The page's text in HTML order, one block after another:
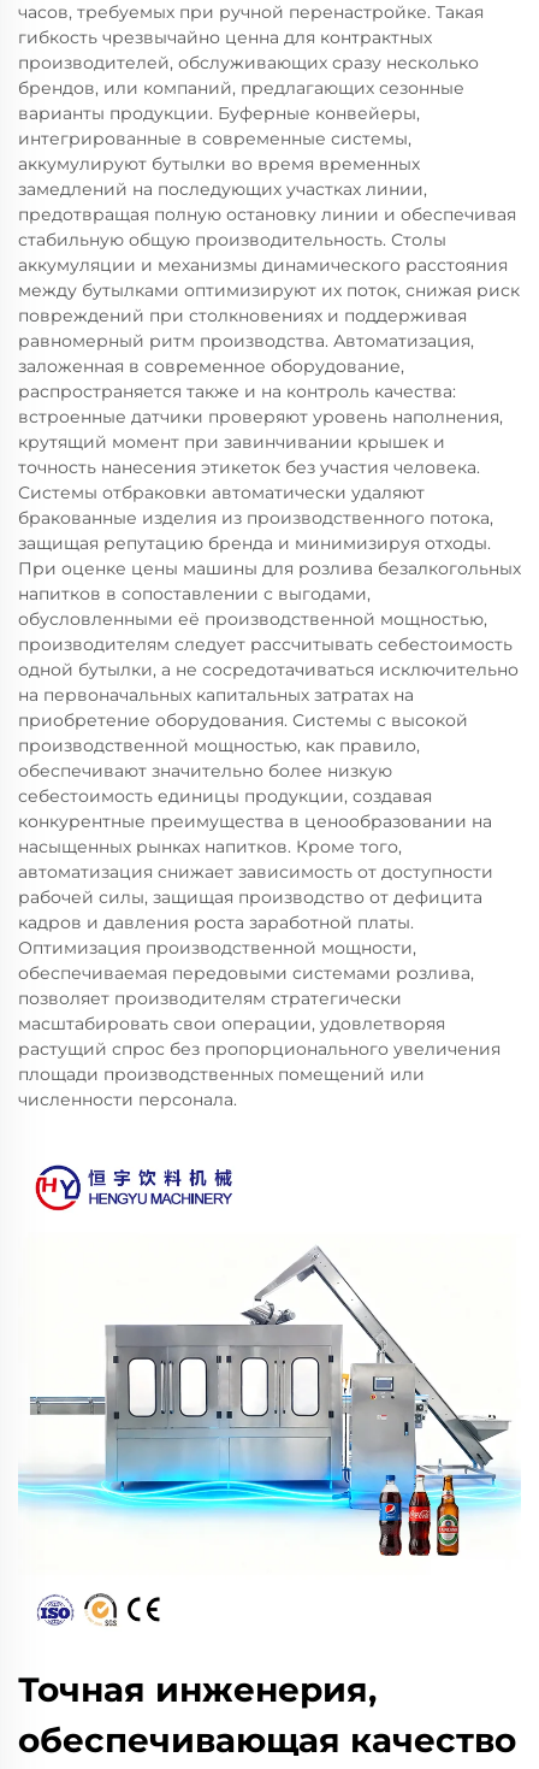
часов, требуемых при ручной перенастройке. Такая
гибкость чрезвычайно ценна для контрактных
производителей, обслуживающих сразу несколько
брендов, или компаний, предлагающих сезонные
варианты продукции. Буферные конвейеры,
интегрированные в современные системы,
аккумулируют бутылки во время временных
замедлений на последующих участках линии,
предотвращая полную остановку линии и обеспечивая
стабильную общую производительность. Столы
аккумуляции и механизмы динамического расстояния
между бутылками оптимизируют их поток, снижая риск
повреждений при столкновениях и поддерживая
равномерный ритм производства. Автоматизация,
заложенная в современное оборудование,
распространяется также и на контроль качества:
встроенные датчики проверяют уровень наполнения,
крутящий момент при завинчивании крышек и
точность нанесения этикеток без участия человека.
Системы отбраковки автоматически удаляют
бракованные изделия из производственного потока,
защищая репутацию бренда и минимизируя отходы.
При оценке цены машины для розлива безалкогольных
напитков в сопоставлении с выгодами,
обусловленными её производственной мощностью,
производителям следует рассчитывать себестоимость
одной бутылки, а не сосредотачиваться исключительно
на первоначальных капитальных затратах на
приобретение оборудования. Системы с высокой
производственной мощностью, как правило,
обеспечивают значительно более низкую
себестоимость единицы продукции, создавая
конкурентные преимущества в ценообразовании на
насыщенных рынках напитков. Кроме того,
автоматизация снижает зависимость от доступности
рабочей силы, защищая производство от дефицита
кадров и давления роста заработной платы.
Оптимизация производственной мощности,
обеспечиваемая передовыми системами розлива,
позволяет производителям стратегически
масштабировать свои операции, удовлетворяя
растущий спрос без пропорционального увеличения
площади производственных помещений или
численности персонала.
Точная инженерия,
обеспечивающая качество